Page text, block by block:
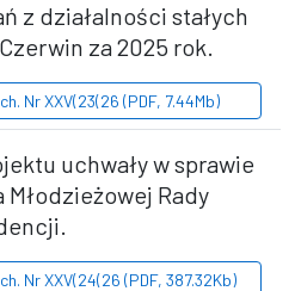
z działalności stałych
za 2025 rok.
Nr XXV(23(26 (PDF, 7.44Mb)
uchwały w sprawie
Młodzieżowej Rady
Nr XXV(24(26 (PDF, 387.32Kb)